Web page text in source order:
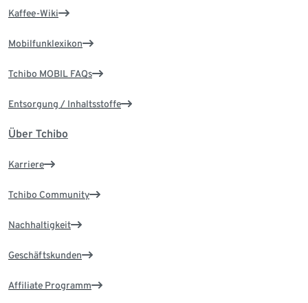
Kaffee-Wiki
Mobilfunklexikon
Tchibo MOBIL FAQs
Entsorgung / Inhaltsstoffe
Über Tchibo
Karriere
Tchibo Community
Nachhaltigkeit
Geschäftskunden
Affiliate Programm